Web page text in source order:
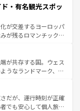
なるスペインはその個
麗な宮殿、歴史的な大
自然が、訪れる者を心
食の国としても知ら
化遺産にも登録されて
楽しみ方が可能だ。さ
れており、どの街角に
。パリ以外の個性あふ
・有名観光スポッ
が交差するヨーロッパ
が残るロマンチック街
飽きることがない。ベ
のアルプスの絶景、そ
た風景は必見。ビール
お、新着の
してほしい。
が共存する国。ウェス
うなランドマーク、歴
、優雅なアフタヌーン
英国パブ、サッカー観
も豊富。イギリスを旅
だが、運行時刻が正確
でも安心して個人旅行